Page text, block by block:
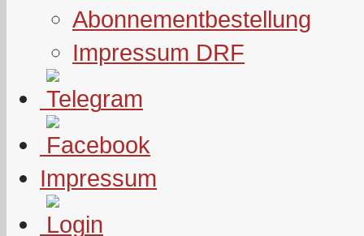
Abonnementbestellung
Impressum DRF
Impressum